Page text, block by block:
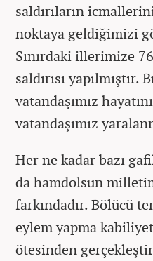
saldırıların
noktaya geldiğimizi
Sınırdaki illerimize
saldırısı yapılmıştır.
vatandaşımız
vatandaşımız
Her ne kadar bazı
da hamdolsun
farkındadır. Bölücü
eylem yapma
ötesinden